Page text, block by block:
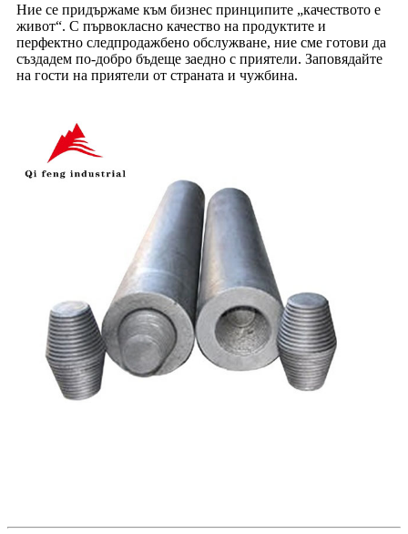
Ние се придържаме към бизнес принципите „качеството е
живот“. С първокласно качество на продуктите и
перфектно следпродажбено обслужване, ние сме готови да
създадем по-добро бъдеще заедно с приятели. Заповядайте
на гости на приятели от страната и чужбина.